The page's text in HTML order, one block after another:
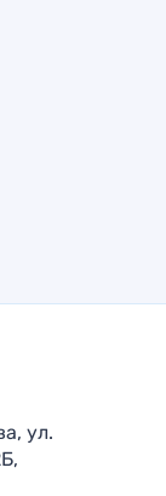
ул.